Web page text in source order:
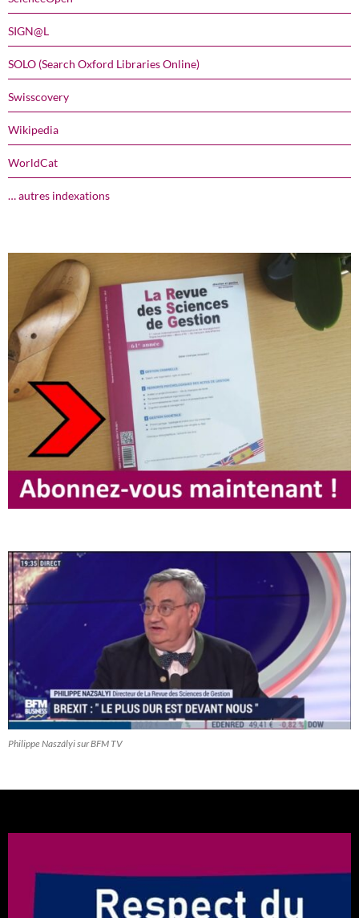
SIGN@L
SOLO (Search Oxford Libraries Online)
Swisscovery
Wikipedia
WorldCat
… autres indexations
Philippe Naszályi sur BFM TV